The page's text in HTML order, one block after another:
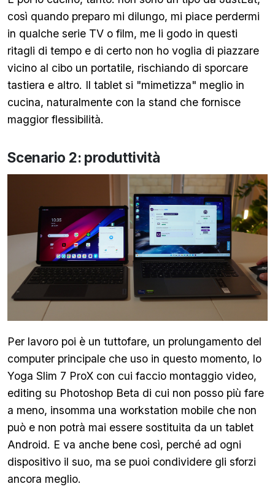
così quando preparo mi dilungo, mi piace perdermi
in qualche serie TV o film, me li godo in questi
ritagli di tempo e di certo non ho voglia di piazzare
vicino al cibo un portatile, rischiando di sporcare
tastiera e altro. Il tablet si "mimetizza" meglio in
cucina, naturalmente con la stand che fornisce
maggior flessibilità.
Scenario 2: produttività
Per lavoro poi è un tuttofare, un prolungamento del
computer principale che uso in questo momento, lo
Yoga Slim 7 ProX con cui faccio montaggio video,
editing su Photoshop Beta di cui non posso più fare
a meno, insomma una workstation mobile che non
può e non potrà mai essere sostituita da un tablet
Android. E va anche bene così, perché ad ogni
dispositivo il suo, ma se puoi condividere gli sforzi
ancora meglio.